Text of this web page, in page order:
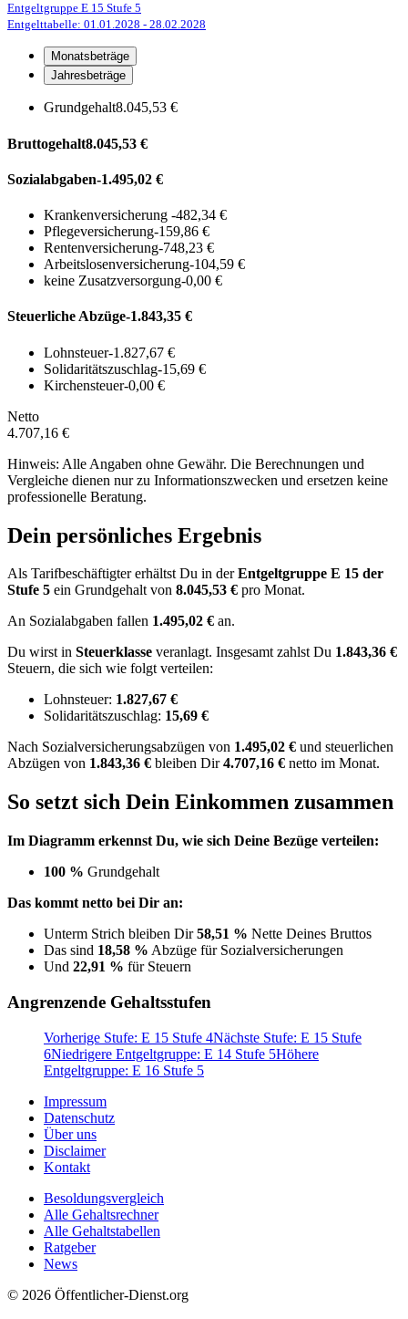
Entgeltgruppe E 15 Stufe 5
Entgelttabelle: 01.01.2028 - 28.02.2028
Monatsbeträge
Jahresbeträge
Grundgehalt8.045,53 €
Bruttogehalt8.045,53 €
Sozialabgaben-1.495,02 €
Krankenversicherung -482,34 €
Pflegeversicherung-159,86 €
Rentenversicherung-748,23 €
Arbeitslosenversicherung-104,59 €
keine Zusatzversorgung-0,00 €
Steuerliche Abzüge-1.843,35 €
Lohnsteuer-1.827,67 €
Solidaritätszuschlag-15,69 €
Kirchensteuer-0,00 €
Netto
4.707,16 €
Hinweis: Alle Angaben ohne Gewähr. Die Berechnungen und
Vergleiche dienen nur zu Informationszwecken und ersetzen keine
professionelle Beratung.
Dein persönliches Ergebnis
Als Tarifbeschäftigter erhältst Du in derEntgeltgruppe E 15 der
Stufe 5 ein Grundgehalt von 8.045,53 € pro Monat.
An Sozialabgaben fallen 1.495,02 € an.
Du wirst in Steuerklasse veranlagt. Insgesamt zahlst Du 1.843,36 €
Steuern, die sich wie folgt verteilen:
Lohnsteuer: 1.827,67 €
Solidaritätszuschlag: 15,69 €
Nach Sozialversicherungsabzügen von 1.495,02 € und steuerlichen
Abzügen von 1.843,36 € bleiben Dir4.707,16 € netto im Monat.
So setzt sich Dein Einkommen zusammen
Im Diagramm erkennst Du, wie sich Deine Bezüge verteilen:
100 % Grundgehalt
Das kommt netto bei Dir an:
Unterm Strich bleiben Dir58,51 % Nette Deines Bruttos
Das sind 18,58 % Abzüge für Sozialversicherungen
Und 22,91 % für Steuern
Angrenzende Gehaltsstufen
Vorherige Stufe: E 15 Stufe 4Nächste Stufe: E 15 Stufe
6Niedrigere Entgeltgruppe: E 14 Stufe 5Höhere
Entgeltgruppe: E 16 Stufe 5
Impressum
Datenschutz
Über uns
Disclaimer
Kontakt
Besoldungsvergleich
Alle Gehaltsrechner
Alle Gehaltstabellen
Ratgeber
News
© 2026 Öffentlicher-Dienst.org